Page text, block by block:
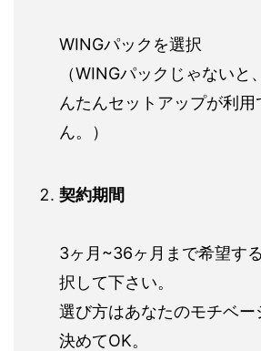
WINGパックを選択
（WINGパックじゃない
んたんセットアップが利用
ん。）
契約期間
3ヶ月~36ヶ月まで希望す
択して下さい。
選び方はあなたのモチベー
決めてOK。